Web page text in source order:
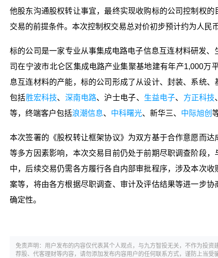
他股东沟通股权转让事宜，最终实现收购标的公司控制权
交易的前提条件。本次控制权交易总对价初步预计约为人民
标的公司是一家专业从事集成电路电子信息互连材料研发、
司在宁波市北仑区集成电路产业集聚基地建有年产1,000万
息互连材料的产能，标的公司形成了从设计、封装、系统
包括胜宏科技、 深南电路、沪士电子、 生益电子、 方正科技
等，终端客户包括浪潮信息、 中科曙光、新华三、 中际旭创
本次签署的《股权转让框架协议》为双方基于合作意愿而
等多方因素影响，本次交易目前仍处于前期尽职调查阶段
中，后续交易仍需各方履行各自内部审批程序，涉及本次
案等，将由各方根据尽职调查、审计及评估结果等进一步
确定性。
免责声明：用户发布的内容仅代表其个人观点，与九方智投无关，不作为投
荐股、代客理财等内容，请勿添加发布内容用户的任何联系方式，谨防上当受